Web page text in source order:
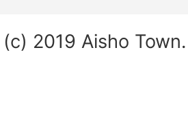
2019 Aisho